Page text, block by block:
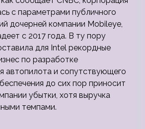
с параметрами публичного
дочерней компании Mobileye,
с 2017 года. В ту пору
для Intel рекордные
по разработке
автопилота и сопутствующего
до сих пор приносит
убытки, хотя выручка
темпами.